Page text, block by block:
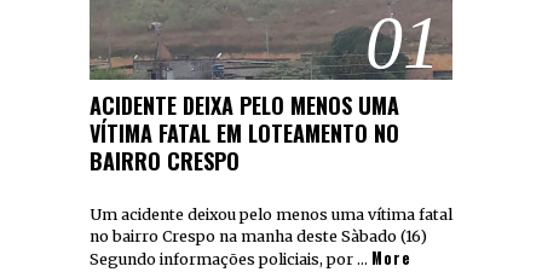
01
ACIDENTE DEIXA PELO MENOS UMA
VÍTIMA FATAL EM LOTEAMENTO NO
BAIRRO CRESPO
Um acidente deixou pelo menos uma vítima fatal
no bairro Crespo na manha deste Sàbado (16)
Segundo informações policiais, por … More